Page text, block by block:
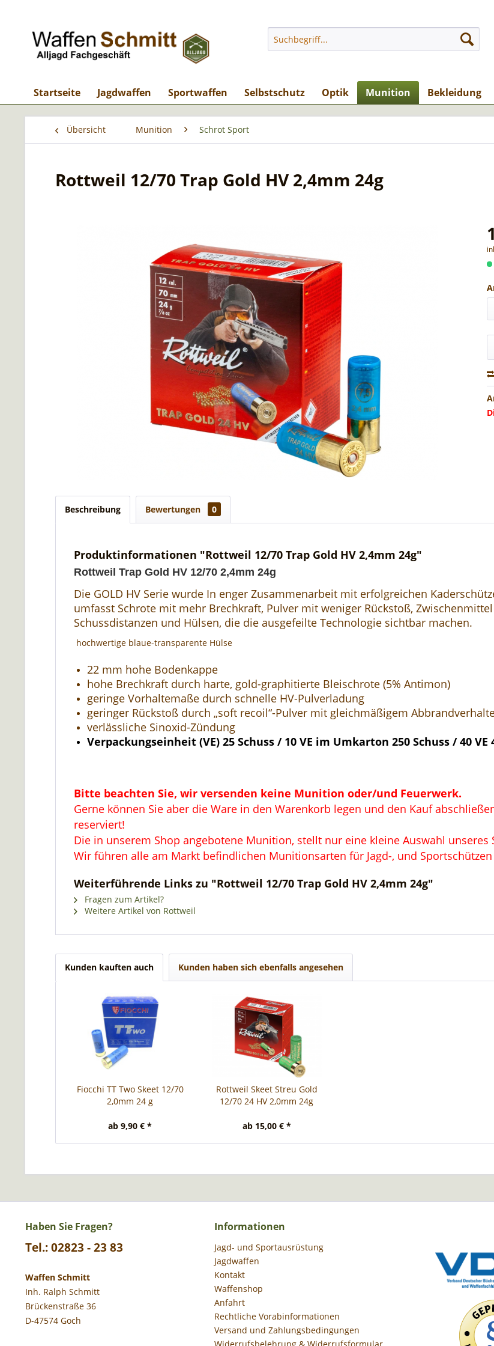
Startseite Jagdwaffen Sportwaffen Selbstschutz Optik Munition Bekleidung
Übersicht Munition Schrot Sport
Rottweil 12/70 Trap Gold HV 2,4mm 24g
Beschreibung Bewertungen 0
Produktinformationen "Rottweil 12/70 Trap Gold HV 2,4mm 24g"
Rottweil Trap Gold HV 12/70 2,4mm 24g
Die GOLD HV Serie wurde In enger Zusammenarbeit mit erfolgreichen
umfasst Schrote mit mehr Brechkraft, Pulver mit weniger Rückstoß,
Schussdistanzen und Hülsen, die die ausgefeilte Technologie sichtbar machen.
hochwertige blaue-transparente Hülse
22 mm hohe Bodenkappe
hohe Brechkraft durch harte, gold-graphitierte Bleischrote (5% Antimon)
geringe Vorhaltemaße durch schnelle HV-Pulverladung
geringer Rückstoß durch „soft recoil“-Pulver mit gleichmäßigem
verlässliche Sinoxid-Zündung
Verpackungseinheit (VE) 25 Schuss / 10 VE im Umkarton 250 Schuss / 40
Bitte beachten Sie, wir versenden keine Munition oder/und Feuerwerk.
Gerne können Sie aber die Ware in den Warenkorb legen und den Kauf
reserviert!
Die in unserem Shop angebotene Munition, stellt nur eine kleine Auswahl unseres
Wir führen alle am Markt befindlichen Munitionsarten für Jagd-, und
Weiterführende Links zu "Rottweil 12/70 Trap Gold HV 2,4mm 24g"
Fragen zum Artikel?
Weitere Artikel von Rottweil
Kunden kauften auch Kunden haben sich ebenfalls angesehen
Fiocchi TT Two Skeet 12/70
2,0mm 24 g
ab 9,90 € *
Rottweil Skeet Streu Gold
12/70 24 HV 2,0mm 24g
ab 15,00 € *
Haben Sie Fragen?
Tel.: 02823 - 23 83
Waffen Schmitt
Inh. Ralph Schmitt
Brückenstraße 36
D-47574 Goch
Informationen
Jagd- und Sportausrüstung
Jagdwaffen
Kontakt
Waffenshop
Anfahrt
Rechtliche Vorabinformationen
Versand und Zahlungsbedingungen